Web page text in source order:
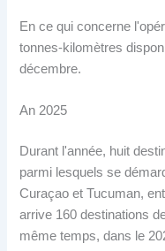
En ce qui concerne
tonnes-kilomètres
décembre.
An 2025
Durant l'année, huit
parmi lesquels se
Curaçao et Tucuman,
arrive 160 destinations
même temps, dans le